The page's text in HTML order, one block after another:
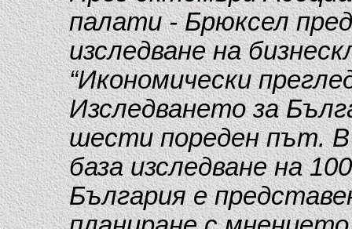
палати - Брюксел
изследване на
“Икономически
Изследването за
шести пореден път.
база изследване на
България е